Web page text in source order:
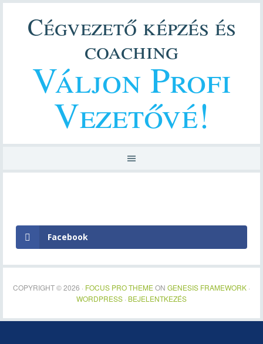
Cégvezető képzés és
coaching
Váljon Profi
Vezetővé!
Facebook
COPYRIGHT © 2026 · FOCUS PRO THEMEON GENESIS FRAMEWORK ·
WORDPRESS · BEJELENTKEZÉS